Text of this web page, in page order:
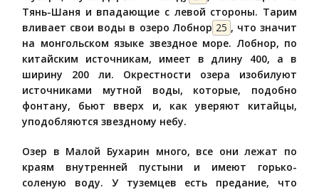
Тянь-Шаня и впадающие с левой стороны. Тарим
вливает свои воды в озеро Лобнор 25 , что значит
на монгольском языке звездное море. Лобнор, по
китайским источникам, имеет в длину 400, а в
ширину 200 ли. Окрестности озера изобилуют
источниками мутной воды, которые, подобно
фонтану, бьют вверх и, как уверяют китайцы,
уподобляются звездному небу.
Озер в Малой Бухарин много, все они лежат по
краям внутренней пустыни и имеют горько-
соленую воду. У туземцев есть предание, что